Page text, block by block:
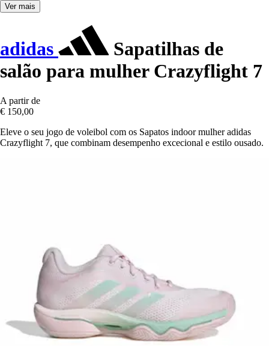
Ver mais
adidas
Sapatilhas de
salão para mulher Crazyflight 7
A partir de
€ 150,00
Eleve o seu jogo de voleibol com os Sapatos indoor mulher adidas
Crazyflight 7, que combinam desempenho excecional e estilo ousado.